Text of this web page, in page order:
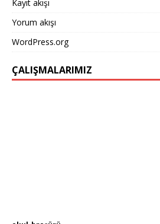
Kayıt akışı
Yorum akışı
WordPress.org
ÇALIŞMALARIMIZ